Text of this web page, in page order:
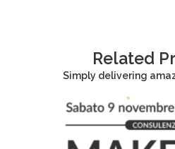
Related
Simply delivering